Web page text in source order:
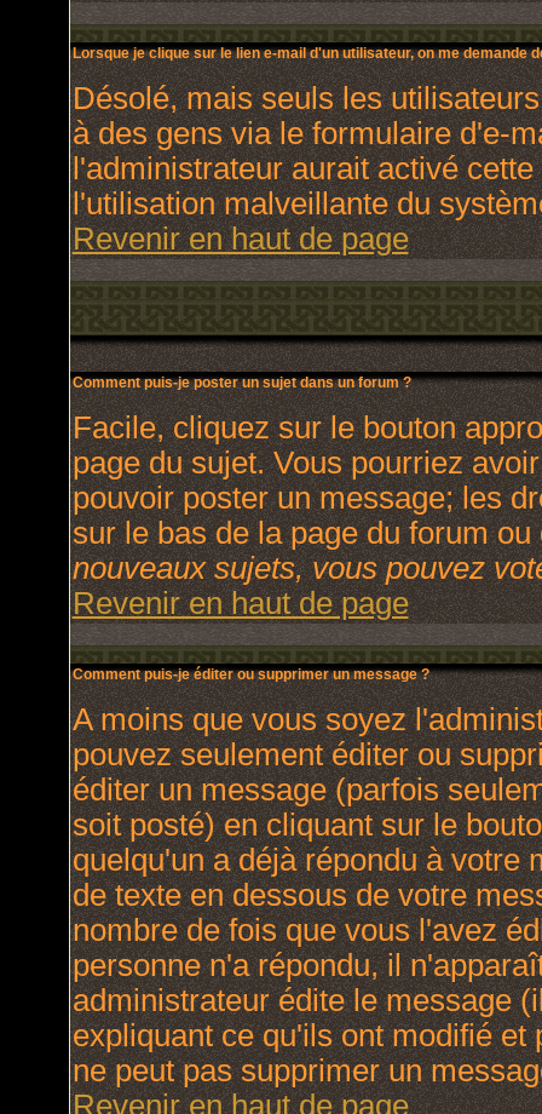
Lorsque je clique sur le lien e-mail d'un utilisateur, on me demande
Désolé, mais seuls les
à des gens via le formulaire d'e-
l'administrateur aurait activé
l'utilisation malveillante du
Revenir en haut de page
Comment puis-je poster un sujet dans un forum ?
Facile, cliquez sur le bouton
page du sujet. Vous pourriez
pouvoir poster un message; les
sur le bas de la page du forum
nouveaux sujets, vous pouvez
Revenir en haut de page
Comment puis-je éditer ou supprimer un message ?
A moins que vous soyez
pouvez seulement éditer ou
éditer un message (parfois
soit posté) en cliquant sur le
quelqu'un a déjà répondu à votre
de texte en dessous de votre
nombre de fois que vous l'avez
personne n'a répondu, il
administrateur édite le message
expliquant ce qu'ils ont modifié
ne peut pas supprimer un
Revenir en haut de page